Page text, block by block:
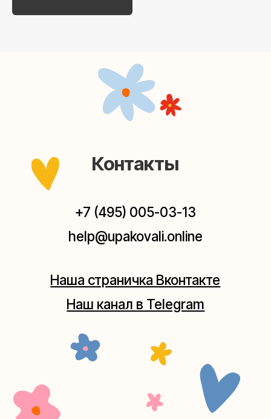
Мастерские упаковки подарков работают без
(как пройти)
Москва, ул.Таганская, дом 25-27
(как пройти)
Мастерская на Плющихе
Мастерская на Таганке
+7 (980) 495-03-13
+7 (980) 156-03-13